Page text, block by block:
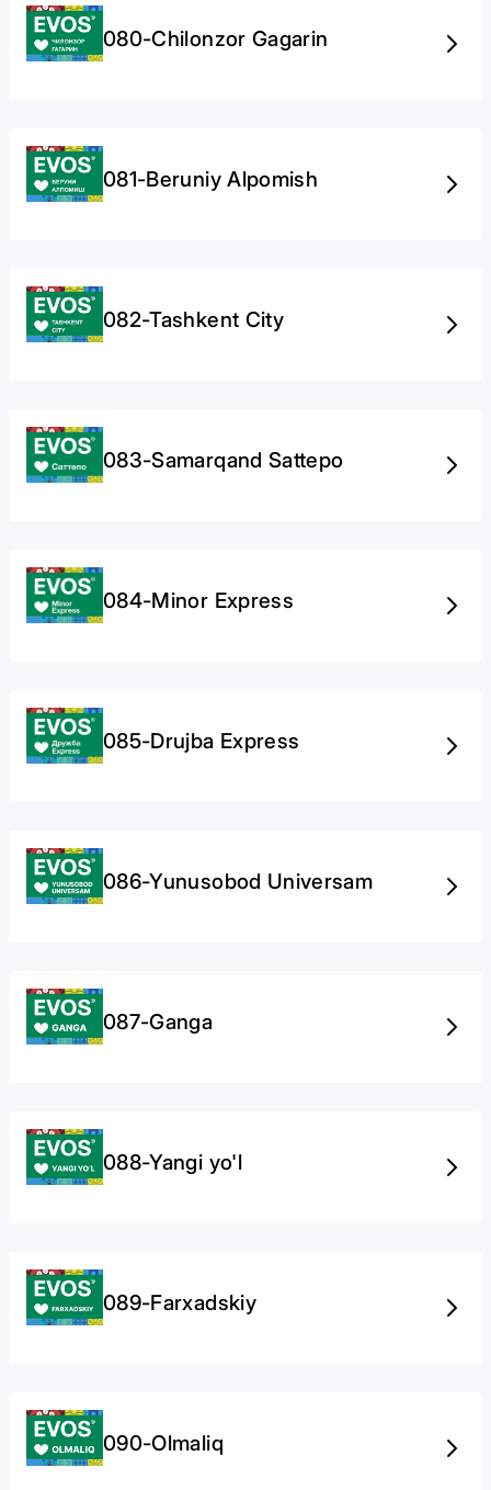
080-Chilonzor Gagarin
081-Beruniy Alpomish
082-Tashkent City
083-Samarqand Sattepo
084-Minor Express
085-Drujba Express
086-Yunusobod Universam
087-Ganga
088-Yangi yo'l
089-Farxadskiy
090-Olmaliq